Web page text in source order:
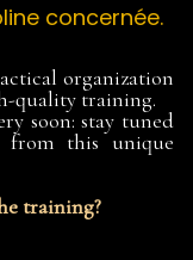
concernée.
organization
quality training.
soon: stay tuned
this unique
training?